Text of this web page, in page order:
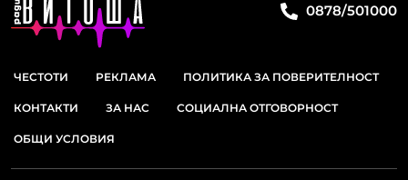
0878/501000
ЧЕСТОТИ РЕКЛАМА ПОЛИТИКА ЗА ПОВЕРИТЕЛНОСТ
КОНТАКТИ ЗА НАС СОЦИАЛНА ОТГОВОРНОСТ
ОБЩИ УСЛОВИЯ